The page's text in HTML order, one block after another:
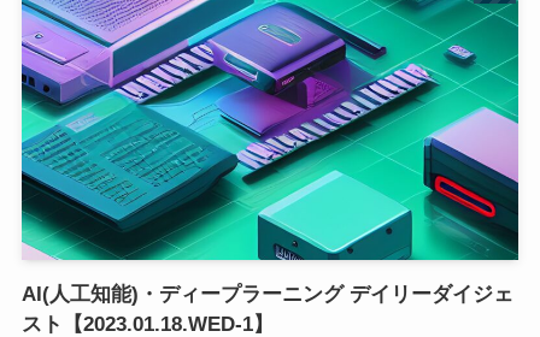
AI(人工知能)・ディープラーニング デイリーダイジェ
スト【2023.01.18.WED-1】